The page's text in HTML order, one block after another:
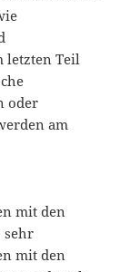
letzten Teil
oder
am
mit den
sehr
mit den